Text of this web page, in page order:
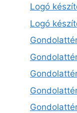
Logó
Logó